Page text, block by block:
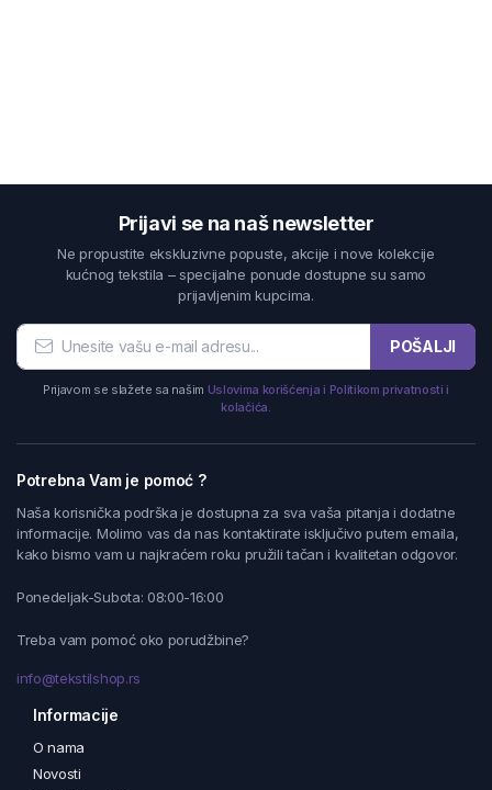
Prijavi se na naš newsletter
Ne propustite ekskluzivne popuste, akcije i nove kolekcije
kućnog tekstila – specijalne ponude dostupne su samo
prijavljenim kupcima.
POŠALJI
Prijavom se slažete sa našim Uslovima korišćenja i Politikom privatnosti i
kolačića.
Potrebna Vam je pomoć ?
Naša korisnička podrška je dostupna za sva vaša pitanja i dodatne
informacije. Molimo vas da nas kontaktirate isključivo putem emaila,
kako bismo vam u najkraćem roku pružili tačan i kvalitetan odgovor.
Ponedeljak-Subota: 08:00-16:00
Treba vam pomoć oko porudžbine?
info@tekstilshop.rs
Informacije
O nama
Novosti